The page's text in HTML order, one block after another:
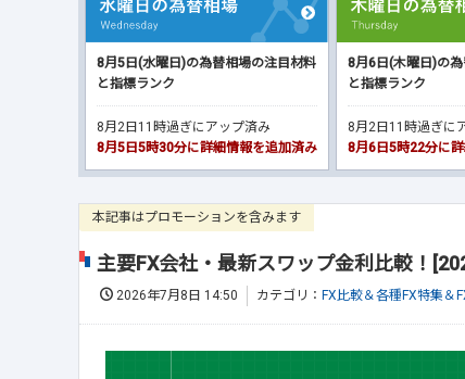
8月5日(水曜日)の為替相場の注目材料
と指標ランク
8月2日11時過ぎにアップ済み
8月5日5時30分に詳細情報を追加済み
8月6日(木曜日)の
と指標ランク
8月2日11時過ぎに
8月6日5時22分に
本記事はプロモーションを含みます
主要FX会社・最新スワップ金利比較！
2026年7月8日 14:50 カテゴリ： FX比較＆各種FX特集＆